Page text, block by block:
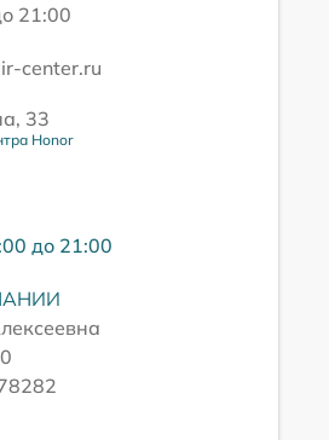
21:00
center.ru
33
Honor
до 21:00